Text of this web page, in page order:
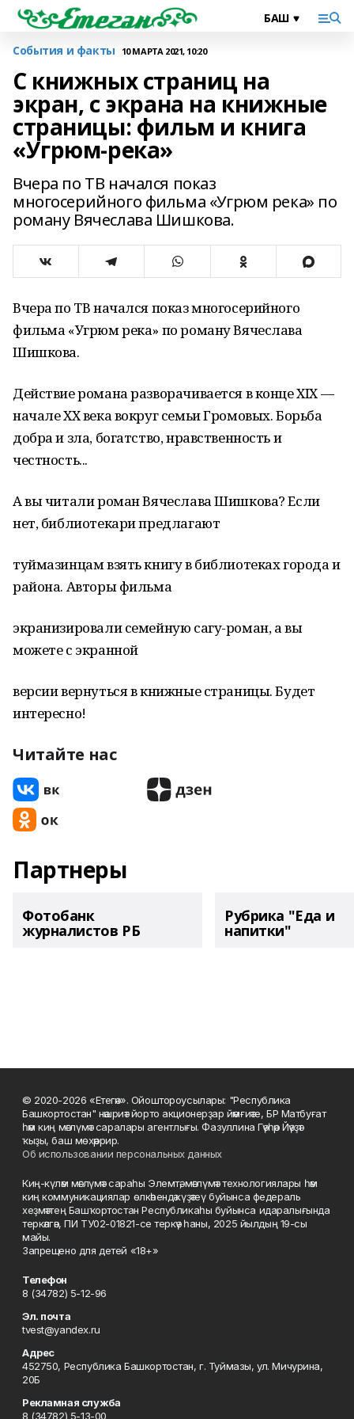
События и факты 10 МАРТА 2021, 10:20
С книжных страниц на
экран, с экрана на книжные
страницы: фильм и книга
«Угрюм-река»
Вчера по ТВ начался показ
многосерийного фильма «Угрюм река» по
роману Вячеслава Шишкова.
Вчера по ТВ начался показ многосерийного
фильма «Угрюм река» по роману Вячеслава
Шишкова.
Действие романа разворачивается в конце XIX —
начале XX века вокруг семьи Громовых. Борьба
добра и зла, богатство, нравственность и
честность...
А вы читали роман Вячеслава Шишкова? Если
нет, библиотекари предлагают
туймазинцам взять книгу в библиотеках города и
района. Авторы фильма
экранизировали семейную сагу-роман, а вы
можете с экранной
версии вернуться в книжные страницы. Будет
интересно!
Читайте нас
Партнеры
Фотобанк
журналистов РБ
Рубрика "Еда и
напитки"
© 2020-2026 «Етегән». Ойоштороусылары: "Республика
Башкортостан" нәшриәт йорто акционерҙар йәмғиәте, БР Матбуғат
һәм киң мәғлүмәт саралары агентлығы. Фазуллина Гәүһәр Йәүҙәт
ҡыҙы, баш мөхәррир.
Об использовании персональных данных
Киң-күләм мәғлүмәт сараһы Элемтә, мәғлүмәт технологиялары һәм
киң коммуникациялар өлкәһендә күҙәтеү буйынса федераль
хеҙмәттең Башҡортостан Республикаһы буйынса идаралығында
теркәлгән, ПИ ТУ02-01821-се теркәү һаны, 2025 йылдың 19-сы
майы.
Запрещено для детей «18+»
Телефон
8 (34782) 5-12-96
Эл. почта
tvest@yandex.ru
Адрес
452750, Республика Башкортостан, г. Туймазы, ул. Мичурина,
20Б
Рекламная служба
8 (34782) 5-13-00